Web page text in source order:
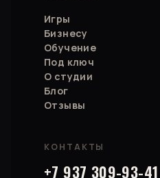
Игры
Бизнесу
Обучение
Под ключ
О студии
Блог
Отзывы
КОНТАКТЫ
+7 937 309-93-41